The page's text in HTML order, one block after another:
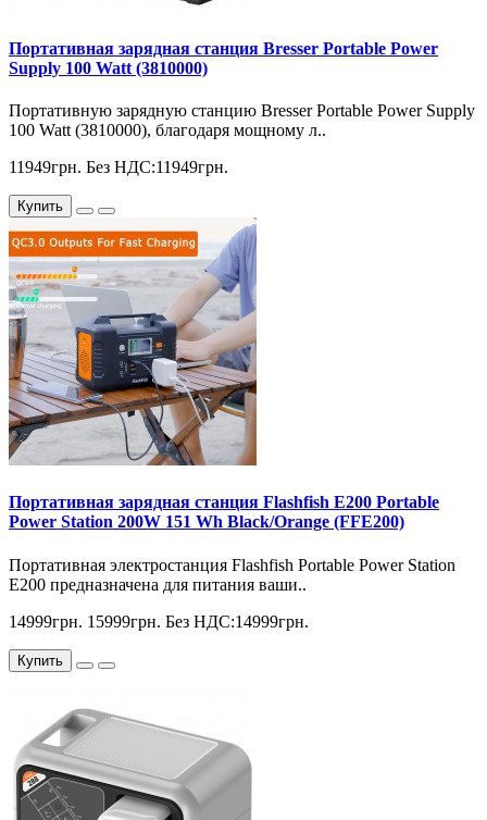
Портативная зарядная станция Bresser Portable Power
Supply 100 Watt (3810000)
Портативную зарядную станцию ​​Bresser Portable Power Supply
100 Watt (3810000), благодаря мощному л..
11949грн. Без НДС:11949грн.
Купить
Портативная зарядная станция Flashfish E200 Portable
Power Station 200W 151 Wh Black/Orange (FFE200)
Портативная электростанция Flashfish Portable Power Station
E200 предназначена для питания ваши..
14999грн. 15999грн. Без НДС:14999грн.
Купить